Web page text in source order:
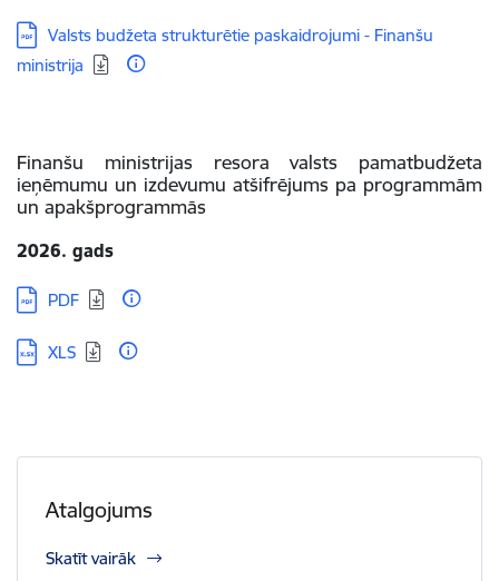
Lejupielādēt:
Valsts budžeta strukturētie paskaidrojumi - Finanšu
ministrija
Finanšu ministrijas resora valsts pamatbudžeta
ieņēmumu un izdevumu atšifrējums pa programmām
un apakšprogrammās
2026. gads
Lejupielādēt:
PDF
Lejupielādēt:
XLS
Atalgojums
Skatīt vairāk